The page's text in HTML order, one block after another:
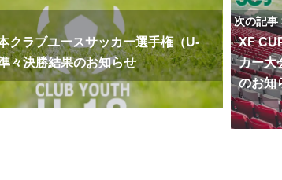
クラブユースサッカー選手権（U-
々決勝結果のお知らせ
次の記事
XF
カー大
のお知